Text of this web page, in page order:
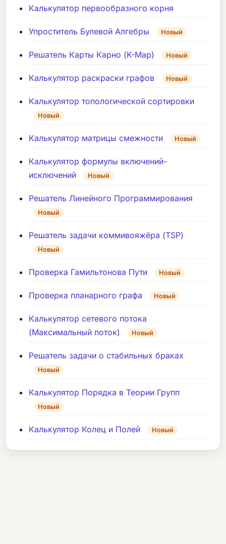
Калькулятор первообразного корня
Упроститель Булевой Алгебры Новый
Решатель Карты Карно (K-Map) Новый
Калькулятор раскраски графов Новый
Калькулятор топологической сортировки
Новый
Калькулятор матрицы смежности Новый
Калькулятор формулы включений-
исключений
Новый
Решатель Линейного Программирования
Новый
Решатель задачи коммивояжёра (TSP)
Новый
Проверка Гамильтонова Пути Новый
Проверка планарного графа Новый
Калькулятор сетевого потока
(Максимальный поток)
Новый
Решатель задачи о стабильных браках
Новый
Калькулятор Порядка в Теории Групп
Новый
Калькулятор Колец и Полей Новый